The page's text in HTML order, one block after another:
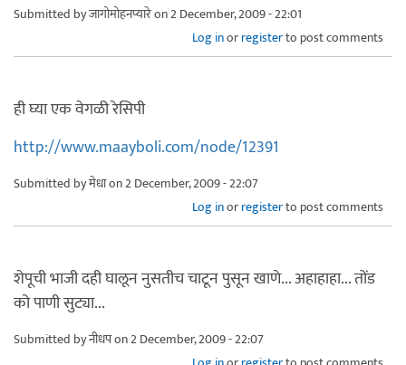
Submitted byजागोमोहनप्यारेon 2 December, 2009 - 22:01
Log inorregisterto post comments
ही घ्या एक वेगळी रेसिपी
http://www.maayboli.com/node/12391
Submitted byमेधाon 2 December, 2009 - 22:07
Log inorregisterto post comments
शेपूची भाजी दही घालून नुसतीच चाटून पुसून खाणे... अहाहाहा... तोंड
को पाणी सुट्या...
Submitted byनीधपon 2 December, 2009 - 22:07